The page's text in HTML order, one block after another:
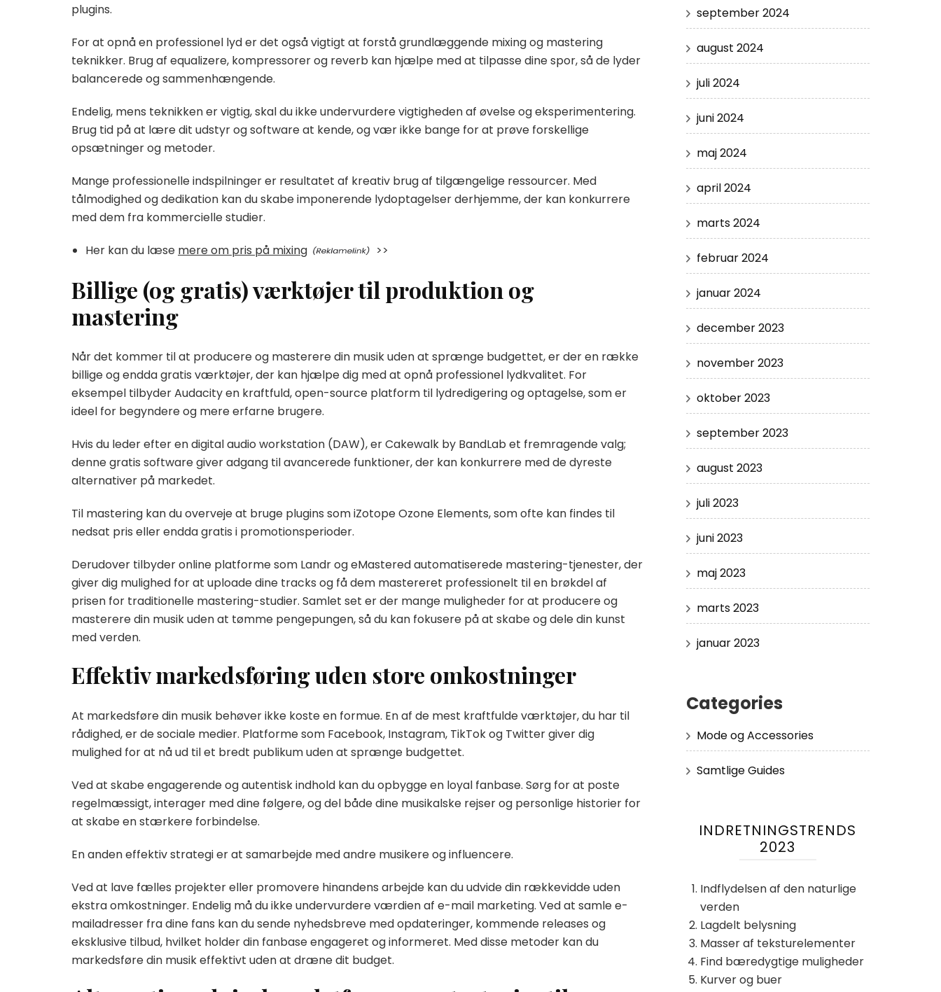
plugins.
For at opnå en professionel lyd er det også vigtigt at forstå grundlæggende mixing og mastering
teknikker. Brug af equalizere, kompressorer og reverb kan hjælpe med at tilpasse dine spor, så de lyder
balancerede og sammenhængende.
Endelig, mens teknikken er vigtig, skal du ikke undervurdere vigtigheden af øvelse og eksperimentering.
Brug tid på at lære dit udstyr og software at kende, og vær ikke bange for at prøve forskellige
opsætninger og metoder.
Mange professionelle indspilninger er resultatet af kreativ brug af tilgængelige ressourcer. Med
tålmodighed og dedikation kan du skabe imponerende lydoptagelser derhjemme, der kan konkurrere
med dem fra kommercielle studier.
Her kan du læse mere om pris på mixing >>
Billige (og gratis) værktøjer til produktion og
mastering
Når det kommer til at producere og masterere din musik uden at sprænge budgettet, er der en række
billige og endda gratis værktøjer, der kan hjælpe dig med at opnå professionel lydkvalitet. For
eksempel tilbyder Audacity en kraftfuld, open-source platform til lydredigering og optagelse, som er
ideel for begyndere og mere erfarne brugere.
Hvis du leder efter en digital audio workstation (DAW), er Cakewalk by BandLab et fremragende valg;
denne gratis software giver adgang til avancerede funktioner, der kan konkurrere med de dyreste
alternativer på markedet.
Til mastering kan du overveje at bruge plugins som iZotope Ozone Elements, som ofte kan findes til
nedsat pris eller endda gratis i promotionsperioder.
Derudover tilbyder online platforme som Landr og eMastered automatiserede mastering-tjenester, der
giver dig mulighed for at uploade dine tracks og få dem mastereret professionelt til en brøkdel af
prisen for traditionelle mastering-studier. Samlet set er der mange muligheder for at producere og
masterere din musik uden at tømme pengepungen, så du kan fokusere på at skabe og dele din kunst
med verden.
Effektiv markedsføring uden store omkostninger
At markedsføre din musik behøver ikke koste en formue. En af de mest kraftfulde værktøjer, du har til
rådighed, er de sociale medier. Platforme som Facebook, Instagram, TikTok og Twitter giver dig
mulighed for at nå ud til et bredt publikum uden at sprænge budgettet.
Ved at skabe engagerende og autentisk indhold kan du opbygge en loyal fanbase. Sørg for at poste
regelmæssigt, interager med dine følgere, og del både dine musikalske rejser og personlige historier for
at skabe en stærkere forbindelse.
En anden effektiv strategi er at samarbejde med andre musikere og influencere.
Ved at lave fælles projekter eller promovere hinandens arbejde kan du udvide din rækkevidde uden
ekstra omkostninger. Endelig må du ikke undervurdere værdien af e-mail marketing. Ved at samle e-
mailadresser fra dine fans kan du sende nyhedsbreve med opdateringer, kommende releases og
eksklusive tilbud, hvilket holder din fanbase engageret og informeret. Med disse metoder kan du
markedsføre din musik effektivt uden at dræne dit budget.
september 2024
august 2024
juli 2024
juni 2024
maj 2024
april 2024
marts 2024
februar 2024
januar 2024
december 2023
november 2023
oktober 2023
september 2023
august 2023
juli 2023
juni 2023
maj 2023
marts 2023
januar 2023
Categories
Mode og Accessories
Samtlige Guides
INDRETNINGSTRENDS
2023
Indflydelsen af ​​den naturlige
verden
Lagdelt belysning
Masser af teksturelementer
Find bæredygtige muligheder
Kurver og buer